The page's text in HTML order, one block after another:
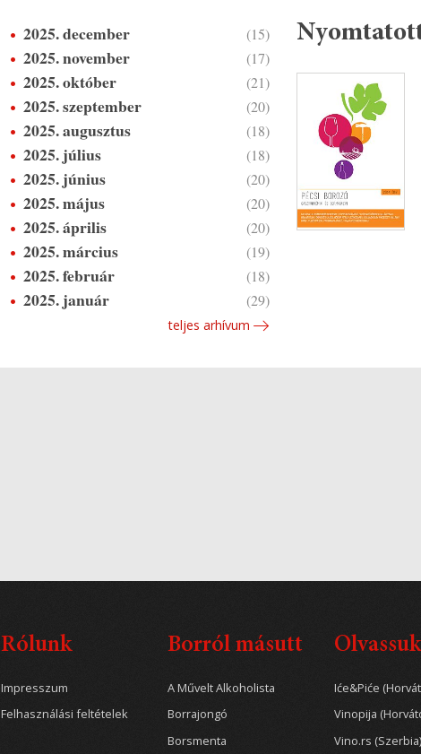
2025. december (15)
2025. november (17)
2025. október (21)
2025. szeptember (20)
2025. augusztus (18)
2025. július (18)
2025. június (20)
2025. május (20)
2025. április (20)
2025. március (19)
2025. február (18)
2025. január (29)
teljes arhívum
Rólunk
Impresszum
Felhasználási feltételek
Borról másutt
A Művelt Alkoholista
Borrajongó
Borsmenta
Olvassuk
Iće&Piće
Vinopija
Vino.rs (Szerbia)